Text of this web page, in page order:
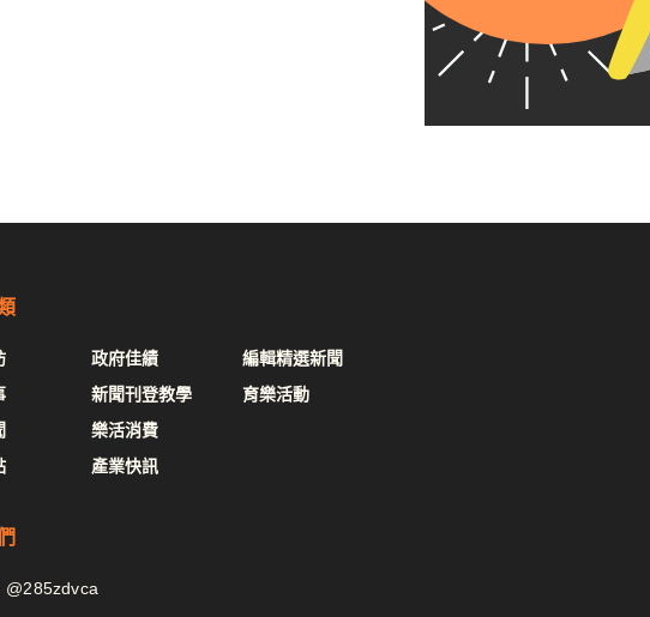
政府佳績
新聞刊登教學
樂活消費
產業快訊
編輯精選新聞
育樂活動
@285zdvca